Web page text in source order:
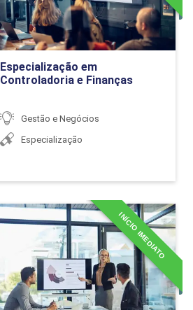
Gestão
Planejamentos
Plano de marketing
Criação de
Especialização em
Controladoria e Finanças
Gestão e Negócios
Especialização
Ir para Inscrição
INÍCIO IMEDIATO
MBA em Auditoria e Perícia
Contábil
Detalhes do curso